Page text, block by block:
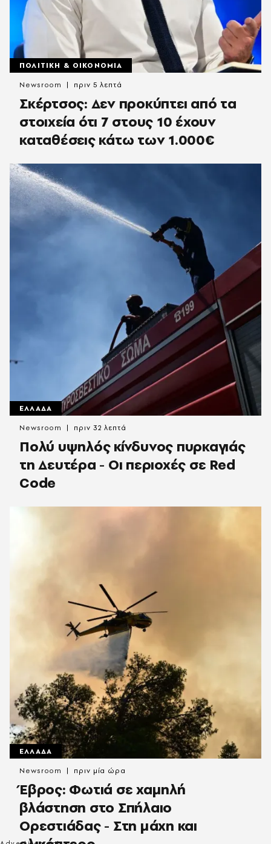
ΠΟΛΙΤΙΚΗ & ΟΙΚΟΝΟΜΙΑ
Σκέρτσος: Δεν προκύπτει από τα
στοιχεία ότι 7 στους 10 έχουν
καταθέσεις κάτω των 1.000€
Newsroom πριν 5 λεπτά
ΕΛΛΑΔΑ
Πολύ υψηλός κίνδυνος πυρκαγιάς
τη Δευτέρα - Οι περιοχές σε Red
Code
Newsroom πριν 32 λεπτά
ΕΛΛΑΔΑ
Έβρος: Φωτιά σε χαμηλή
βλάστηση στο Σπήλαιο
Ορεστιάδας - Στη μάχη και
Newsroom πριν μία ώρα